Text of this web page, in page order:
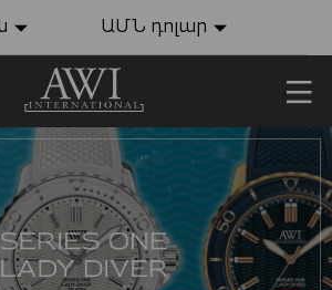
ԱՄՆ դոլար